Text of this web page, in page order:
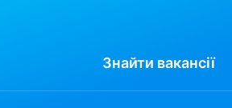
Знайти вакансії